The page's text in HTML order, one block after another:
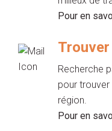
Pour en
Recherche
pour
région.
Pour en